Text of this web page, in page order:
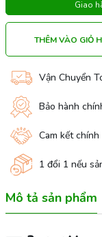
Giao
THÊM VÀO GIỎ
Vận Chuyển
Bảo hành
Cam kết
1 đổi 1 nếu
Mô tả sản phẩm